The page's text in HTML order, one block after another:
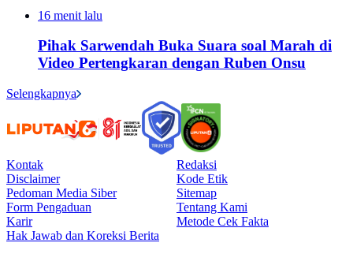
16 menit lalu
Pihak Sarwendah Buka Suara soal Marah di
Video Pertengkaran dengan Ruben Onsu
Selengkapnya
Kontak
Redaksi
Disclaimer
Kode Etik
Pedoman Media Siber
Sitemap
Form Pengaduan
Tentang Kami
Karir
Metode Cek Fakta
Hak Jawab dan Koreksi Berita